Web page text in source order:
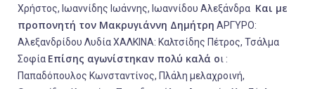
Χρήστος, Ιωαννίδης Ιωάννης, Ιωαννίδου Αλεξάνδρα Και με
προπονητή τον Μακρυγιάννη Δημήτρη ΑΡΓΥΡΟ:
Αλεξανδρίδου Λυδία ΧΑΛΚΙΝΑ: Καλτσίδης Πέτρος, Τσάλμα
Σοφία Επίσης αγωνίστηκαν πολύ καλά οι :
Παπαδόπουλος Κωνσταντίνος, Πλάλη μελαχροινή,